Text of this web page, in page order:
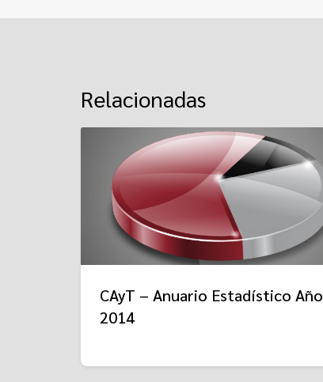
Relacionadas
CAyT – Anuario Estadístico Año
2014